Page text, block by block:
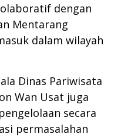
dengan
Mentarang
dalam wilayah
Dinas Pariwisata
Wan Usat juga
secara
permasalahan